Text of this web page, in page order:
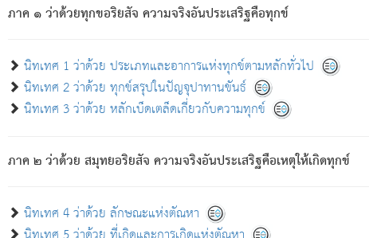
ภาค ๑ ว่าด้วยทุกขอริยสัจ ความจริงอันประเสริฐคือทุกข์
นิทเทศ 1 ว่าด้วย ประเภทและอาการแห่งทุกข์ตามหลักทั่วไป
นิทเทศ 2 ว่าด้วย ทุกข์สรุปในปัญจุปาทานขันธ์
นิทเทศ 3 ว่าด้วย หลักเบ็ดเตล็ดเกี่ยวกับความทุกข์
ภาค ๒ ว่าด้วย สมุทยอริยสัจ ความจริงอันประเสริฐคือเหตุให้เกิดทุกข์
นิทเทศ 4 ว่าด้วย ลักษณะแห่งตัณหา
นิทแล้ว เพราะไม่มีความยึดมั่น
ะสงครามแล้ว ก้าวล่วงภพทั้งหลายทั้งปวงได้แล้ว เป็นผู้คงที่ (คือไม่เปลี่ย
ปล่งออก ที่โคนต้นโพธิ์เป็นที่ตรัสรู้ เมื่อตรัสรู้แล้วได้ 7 วัน)
มูลให้ถูกต้องมากที่สุด ผู้ศึกษาก็พึงตรวจสอบกับตัวเล่มหนังสือต้นฉบับ ที่มีการพิมพ์ครั้ง